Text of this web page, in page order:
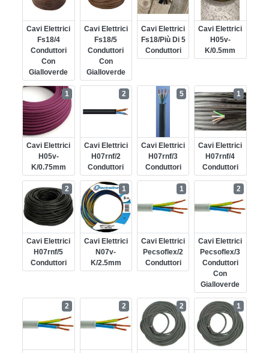
Cavi Elettrici
Fs18/4
Conduttori
Con
Gialloverde
Cavi Elettrici
Fs18/5
Conduttori
Con
Gialloverde
Cavi Elettrici
Fs18/più Di 5
Conduttori
Cavi Elettrici
H05v-
K/0.5mm
Cavi Elettrici
H05v-
K/0.75mm
1
Cavi Elettrici
H07rnf/2
Conduttori
2
Cavi Elettrici
H07rnf/3
Conduttori
5
Cavi Elettrici
H07rnf/4
Conduttori
1
Cavi Elettrici
H07rnf/5
Conduttori
2
Cavi Elettrici
N07v-
K/2.5mm
1
Cavi Elettrici
Pecsoflex/2
Conduttori
1
Cavi Elettrici
Pecsoflex/3
Conduttori
Con
Gialloverde
2
2 2 2 1